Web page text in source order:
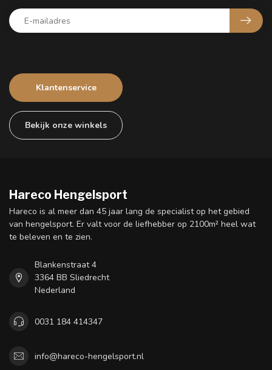
Klantenservice
Bekijk onze winkels
Hareco Hengelsport
Hareco is al meer dan 45 jaar lang de specialist op het gebied
van hengelsport. Er valt voor de liefhebber op 2100m² heel wat
te beleven en te zien.
Blankenstraat 4
3364 BB Sliedrecht
Nederland
0031 184 414347
info@hareco-hengelsport.nl